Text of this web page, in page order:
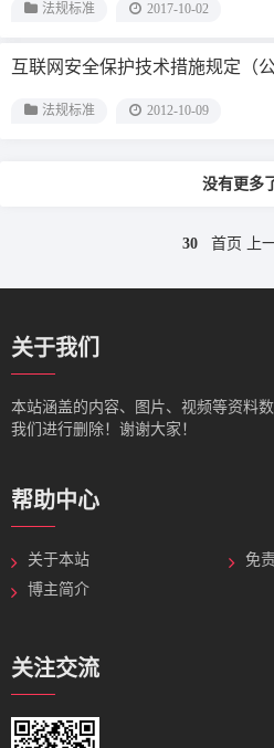
法规标准 2017-10-02
互联网安全保护技术措施规定（
法规标准 2012-10-09
没有更多
30 首页 上
关于我们
本站涵盖的内容、图片、视频等资料
我们进行删除！谢谢大家！
帮助中心
关于本站
免
博主简介
关注交流